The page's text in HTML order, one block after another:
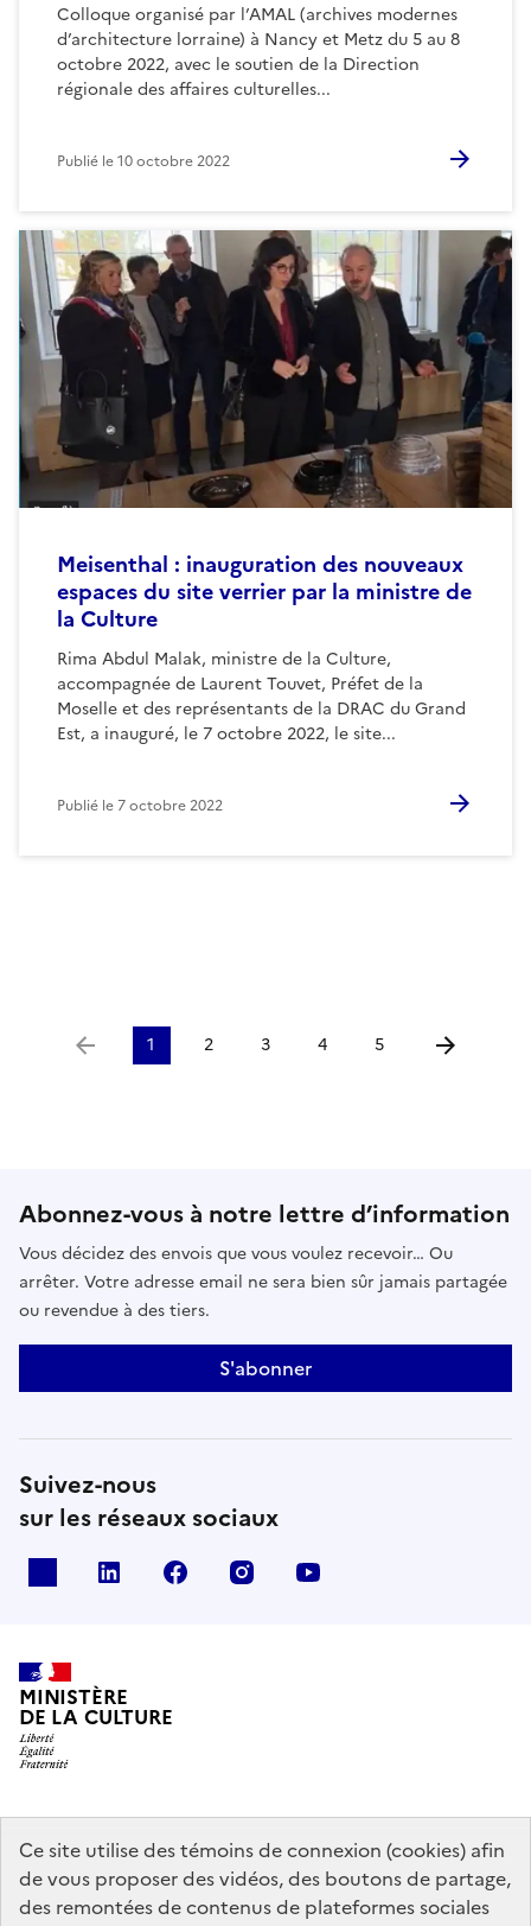
Ce site utilise des témoins de connexion (cookies) afin
de vous proposer des vidéos, des boutons de partage,
des remontées de contenus de plateformes sociales
Colloque organisé par l’AMAL (archives modernes
d’architecture lorraine) à Nancy et Metz du 5 au 8
octobre 2022, avec le soutien de la Direction
régionale des affaires culturelles...
Publié le10 octobre 2022
Meisenthal : inauguration des nouveaux
espaces du site verrier par la ministre de
la Culture
Rima Abdul Malak, ministre de la Culture,
accompagnée de Laurent Touvet, Préfet de la
Moselle et des représentants de la DRAC du Grand
Est, a inauguré, le 7 octobre 2022, le site...
Publié le7 octobre 2022
Aller à la page précédente
1 2 3 4 5 Aller à la
Abonnez-vous à notre lettre d’information
Vous décidez des envois que vous voulez recevoir… Ou
arrêter. Votre adresse email ne sera bien sûr jamais partagée
ou revendue à des tiers.
S'abonner
Suivez-nous
sur les réseaux sociaux
linkedin facebook instagram
MINISTÈRE
DE LA CULTURE
data.gouv.fr legifrance.gouv.fr
info.gouv.fr
service-public.gouv.fr